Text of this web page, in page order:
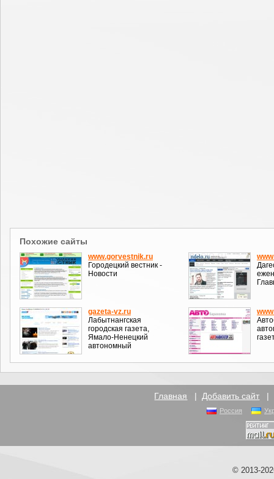
Похожие сайты
www.gorvestnik.ru
Городецкий вестник -
Новости
gazeta-vz.ru
Лабытнангская
городская газета,
Ямало-Ненецкий
автономный
Главная | Добавить сайт |
Россия
© 2013-